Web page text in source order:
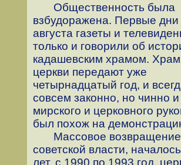
Общественность была
взбудоражена. Первые дни
августа газеты и
только и говорили об
кадашевским храмом.
церкви передают уже
четырнадцатый год, и
совсем законно, но чинно
мирского и церковного
был похож на
Массовое возвращение
советской власти,
лет, с 1990 по 1993 год,